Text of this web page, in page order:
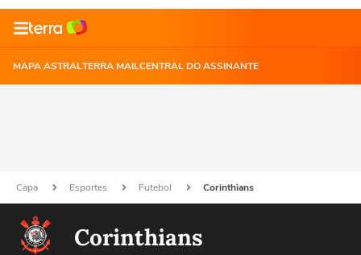
MAPA ASTRALTERRA MAILCENTRAL DO ASSINANTE
Capa Esportes Futebol Corinthians
Corinthians